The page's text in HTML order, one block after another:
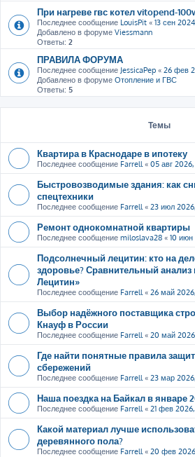
При нагреве гвс котел vitopend-
Последнее сообщение LouisPit « 13 сен
Добавлено в форуме Viessmann
Ответы: 2
ПРАВИЛА ФОРУМА
Последнее сообщение JessicaPep « 26 фев
Добавлено в форуме Отопление и ГВС
Ответы: 5
Темы
Квартира в Краснодаре в ипотеку
Последнее сообщение Farrell« 05 авг 2026,
Быстровозводимые здания: как
спецтехники
Последнее сообщение Farrell« 23 июл
Ремонт однокомнатной квартиры
Последнее сообщение miloslava28 « 10 июн
Подсолнечный лецитин: кто на
здоровье? Сравнительный
Лецитин»
Последнее сообщение Farrell« 26 май
Выбор надёжного поставщика
Кнауф в России
Последнее сообщение Farrell« 20 май
Где найти понятные правила
сбережений
Последнее сообщение Farrell« 23 мар
Наша поездка на Байкал в январе
Последнее сообщение Farrell« 21 фев 2026,
Какой материал лучше
деревянного пола?
Последнее сообщение Farrell« 20 фев